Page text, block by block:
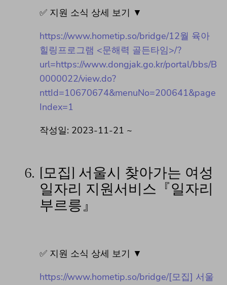
✅ 지원 소식 상세 보기 ▼
https://www.hometip.so/bridge/12월 육아
힐링프로그램 <문해력 골든타임>/?
url=https://www.dongjak.go.kr/portal/bbs/B
0000022/view.do?
nttId=10670674&menuNo=200641&page
Index=1
작성일: 2023-11-21 ~
6. [모집] 서울시 찾아가는 여성
일자리 지원서비스『일자리
부르릉』
✅ 지원 소식 상세 보기 ▼
https://www.hometip.so/bridge/[모집] 서울